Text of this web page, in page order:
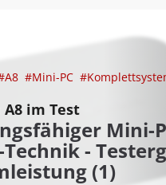
#Mini-PC
A8 im Test
Mini-
Technik -
(1)